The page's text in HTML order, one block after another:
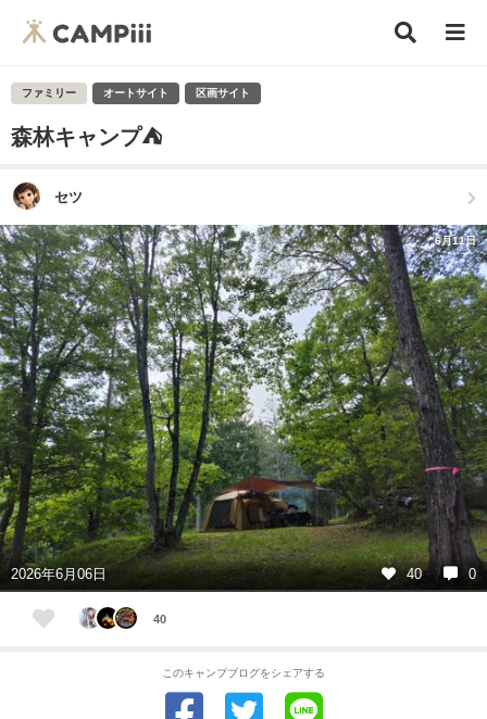
ファミリー オートサイト 区画サイト
森林キャンプ⛺️
セツ
6月11日
2026年6月06日 40 0
40
このキャンプブログをシェアする